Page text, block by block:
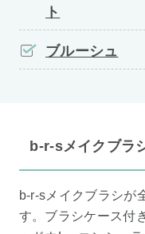
ト
ブルーシュ
b-r-sメイクブラ
b-r-sメイクブラシが
す。ブラシケース付